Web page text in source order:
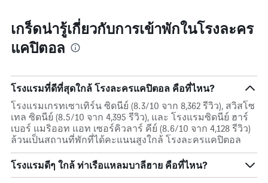
เกร็ดน่ารู้เกี่ยวกับการเข้าพักในโรงละคร
แคปิตอล
โรงแรมที่ดีที่สุดใกล้ โรงละครแคปิตอล คือที่ไหน?
โรงแรมเกรทเซาเทิร์น ซิดนีย์ (8.3/10 จาก 8,362 รีวิว), สวิสโซ
เทล ซิดนีย์ (8.5/10 จาก 4,395 รีวิว), และ โรงแรมซิดนีย์ ฮาร์
เบอร์ แมริออท แอท เซอร์คิวลาร์ คีย์ (8.6/10 จาก 4,128 รีวิว)
ล้วนเป็นสถานที่พักที่ได้คะแนนสูงใกล้ โรงละครแคปิตอล
โรงแรมดีๆ ใกล้ ท่าเรือแหลมบาลีฮาย คือที่ไหน?